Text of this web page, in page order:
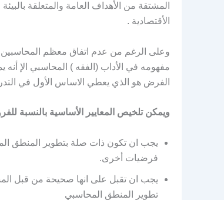
المشتقة من الأهداف العامة والمتعلقة
الأقتصادية .
وعلى الرغم من عدم اتفاق معظم
مفهومه في الأداب (الفقه ) المحاسبي الإ
الفرض هو الذي يعطي الاساس الأول في
ويمكن تلخيص المعايير الأساسية بالنسبة
يجب ان تكون ذات صلة بتطوير المنطق
فرضيات أخرى.
يجب ان تقبل على انها صحيحة من قبل
تطوير المنطق المحاسبي